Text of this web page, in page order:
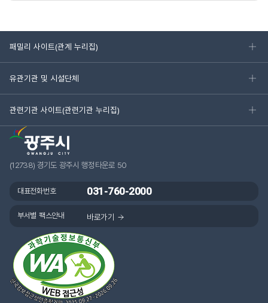
패밀리 사이트(관계 누리집)
유관기관 및 시설단체
관련기관 사이트(관련기관 누리집)
(12738) 경기도 광주시 행정타운로 50
대표전화번호 031-760-2000
부서별 팩스안내 바로가기